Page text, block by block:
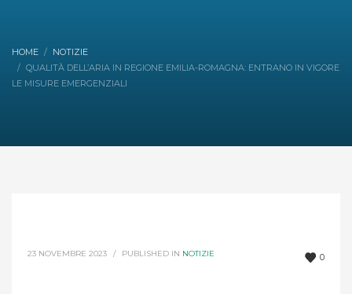
HOME
NOTIZIE
QUALITÀ DELL’ARIA IN REGIONE EMILIA-ROMAGNA: ENTRANO IN VIGORE
LE MISURE EMERGENZIALI
0
23 NOVEMBRE 2023 / PUBLISHED IN NOTIZIE